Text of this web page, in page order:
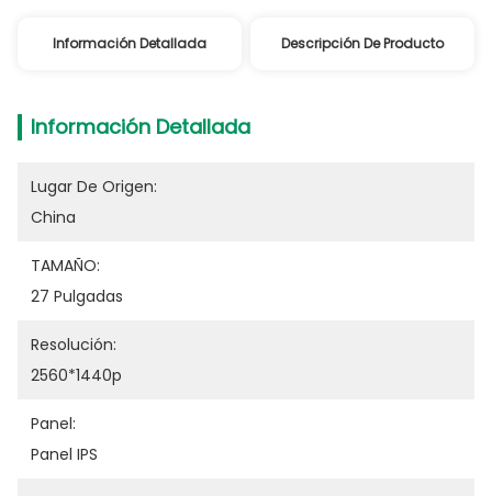
Información Detallada Descripción De Producto
Información Detallada
Lugar De Origen:
China
TAMAÑO:
27 Pulgadas
Resolución:
2560*1440p
Panel:
Panel IPS